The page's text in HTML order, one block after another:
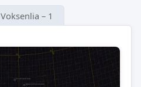
Voksenlia – 1